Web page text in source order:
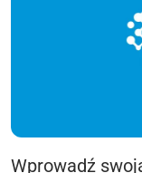
Wprowadź